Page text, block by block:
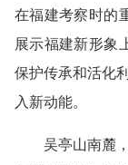
在福建考察时的
展示福建新形象
保护传承和活化
入新动能。
吴亭山南麓，